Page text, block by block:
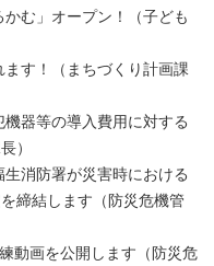
む」オープン！（子ども
す！（まちづくり計画課
器等の導入費用に対する
）
消防署が災害時における
締結します（防災危機管
動画を公開します（防災危